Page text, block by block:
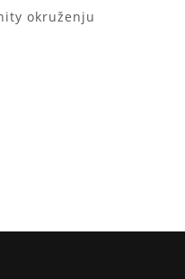
okruženju